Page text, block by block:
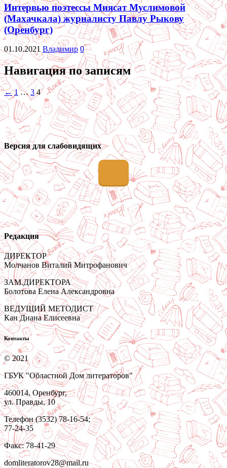
Интервью поэтессы Миясат Муслимовой
(Махачкала) журналисту Павлу Рыкову
(Оренбург)
01.10.2021 Владимир 0
Навигация по записям
← 1 … 3 4
Версия для слабовидящих
Редакция
ДИРЕКТОР
Молчанов Виталий Митрофанович
ЗАМ.ДИРЕКТОРА
Болотова Елена Александровна
ВЕДУЩИЙ МЕТОДИСТ
Кан Диана Елисеевна
Контакты
© 2021
ГБУК "Областной Дом литераторов"
460014, Оренбург,
ул. Правды, 10
Телефон (3532) 78-16-54;
77-24-35
Факс: 78-41-29
domliteratorov28@mail.ru